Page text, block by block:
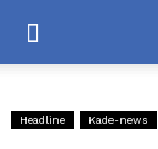
Headline Kade-news